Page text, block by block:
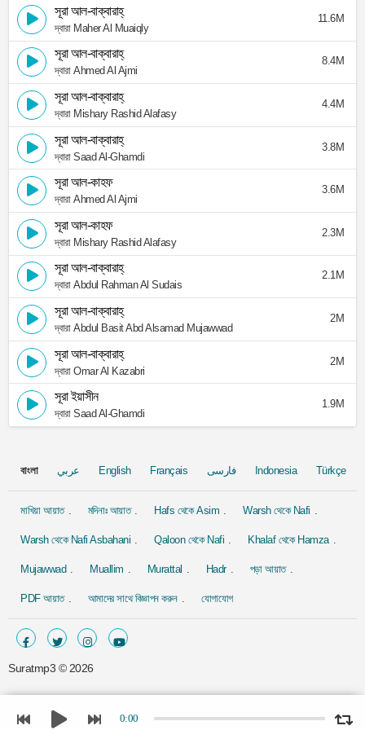
সূরা আল-বাক্বারাহ্
দ্বারা Maher Al Muaiqly
11.6M
সূরা আল-বাক্বারাহ্
দ্বারা Ahmed Al Ajmi
8.4M
সূরা আল-বাক্বারাহ্
দ্বারা Mishary Rashid Alafasy
4.4M
সূরা আল-বাক্বারাহ্
দ্বারা Saad Al-Ghamdi
3.8M
সূরা আল-কাহফ
দ্বারা Ahmed Al Ajmi
3.6M
সূরা আল-কাহফ
দ্বারা Mishary Rashid Alafasy
2.3M
সূরা আল-বাক্বারাহ্
দ্বারা Abdul Rahman Al Sudais
2.1M
সূরা আল-বাক্বারাহ্
দ্বারা Abdul Basit Abd Alsamad Mujawwad
2M
সূরা আল-বাক্বারাহ্
দ্বারা Omar Al Kazabri
2M
সূরা ইয়াসীন
দ্বারা Saad Al-Ghamdi
1.9M
বাংলা عربي English Français فارسی Indonesia Türkçe
মাখিয়া আয়াত মদিনাঃ আয়াত Hafs থেকে Asim Warsh থেকে Nafi
Warsh থেকে Nafi Asbahani Qaloon থেকে Nafi Khalaf থেকে Hamza
Mujawwad Muallim Murattal Hadr পড়া আয়াত
PDF আয়াত আমাদের সাথে বিজ্ঞাপন করুন যোগাযোগ
Suratmp3 © 2026
0:00